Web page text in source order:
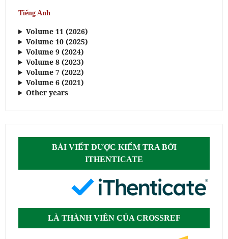
Tiếng Anh
Volume 11 (2026)
Volume 10 (2025)
Volume 9 (2024)
Volume 8 (2023)
Volume 7 (2022)
Volume 6 (2021)
Other years
BÀI VIẾT ĐƯỢC KIỂM TRA BỞI
ITHENTICATE
LÀ THÀNH VIÊN CỦA CROSSREF